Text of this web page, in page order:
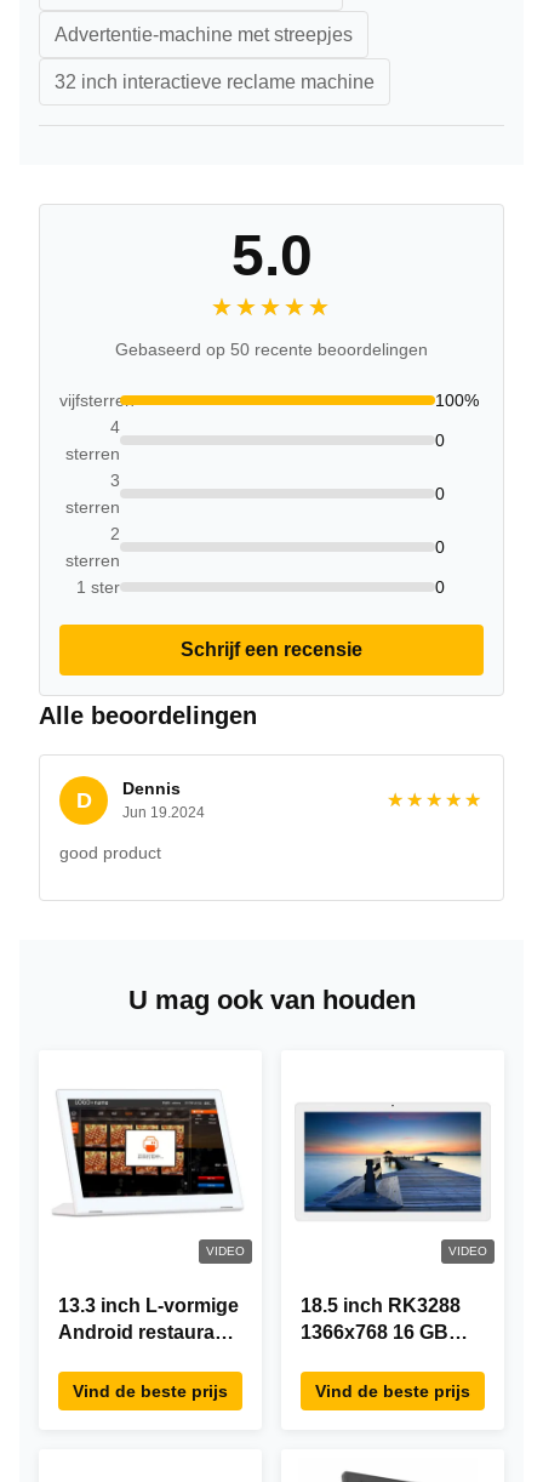
Advertentie-machine met streepjes
32 inch interactieve reclame machine
5.0
★★★★★
★★★★★
Gebaseerd op 50 recente beoordelingen
vijfsterren
100%
4
sterren
0
3
sterren
0
2
sterren
0
1 ster 0
Schrijf een recensie
Alle beoordelingen
D Dennis
Jun 19.2024
★★★★★
★★★★★
good product
U mag ook van houden
VIDEO
13.3 inch L-vormige
Android restaurant
1920×1080
touchscreen, WiFi
Vind de beste prijs
VIDEO
18.5 inch RK3288
1366x768 16 GB
One Android Tablet
Modern ontwerp
Vind de beste prijs